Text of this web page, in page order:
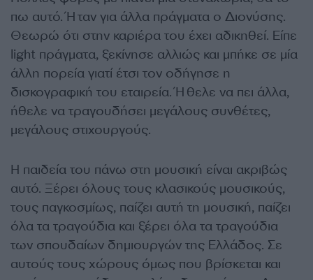
πω αυτό. Ήταν για άλλα πράγματα ο Διονύσης.
Θεωρώ ότι στην καριέρα του έχει αδικηθεί. Είπε
light πράγματα, ξεκίνησε αλλιώς και μπήκε σε μία
άλλη πορεία γιατί έτσι τον οδήγησε η
δισκογραφική του εταιρεία. Ήθελε να πει άλλα,
ήθελε να τραγουδήσει μεγάλους συνθέτες,
μεγάλους στιχουργούς.
Η παιδεία του πάνω στη μουσική είναι ακριβώς
αυτό. Ξέρει όλους τους κλασικούς μουσικούς,
τους παγκοσμίως, παίζει αυτή τη μουσική, παίζει
όλα τα τραγούδια και ξέρει όλα τα τραγούδια
των σπουδαίων δημιουργών της Ελλάδος. Σε
αυτούς τους χώρους όμως που βρίσκεται και